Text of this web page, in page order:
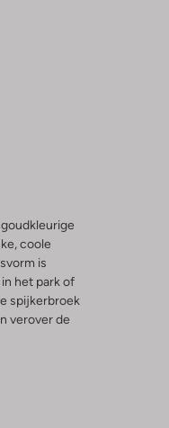
coole
is
het park of
spijkerbroek
verover de